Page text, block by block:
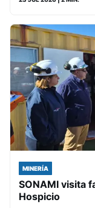
MINERÍA
SONAMI visita
Hospicio